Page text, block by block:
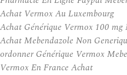
Achat Vermox Au Luxembourg
Achat Générique Vermox 100 mg
Achat Mebendazole Non
ordonner Générique Vermox
Vermox En France Achat